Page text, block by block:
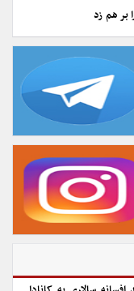
بر هم زد